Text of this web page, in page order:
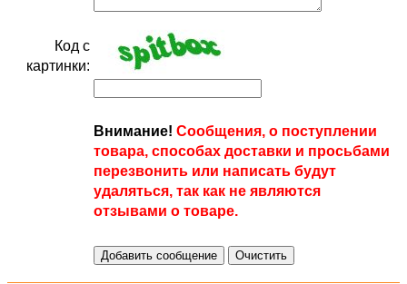
Код с
картинки:
Внимание! Сообщения, о поступлении
товара, способах доставки и просьбами
перезвонить или написать будут
удаляться, так как не являются
отзывами о товаре.